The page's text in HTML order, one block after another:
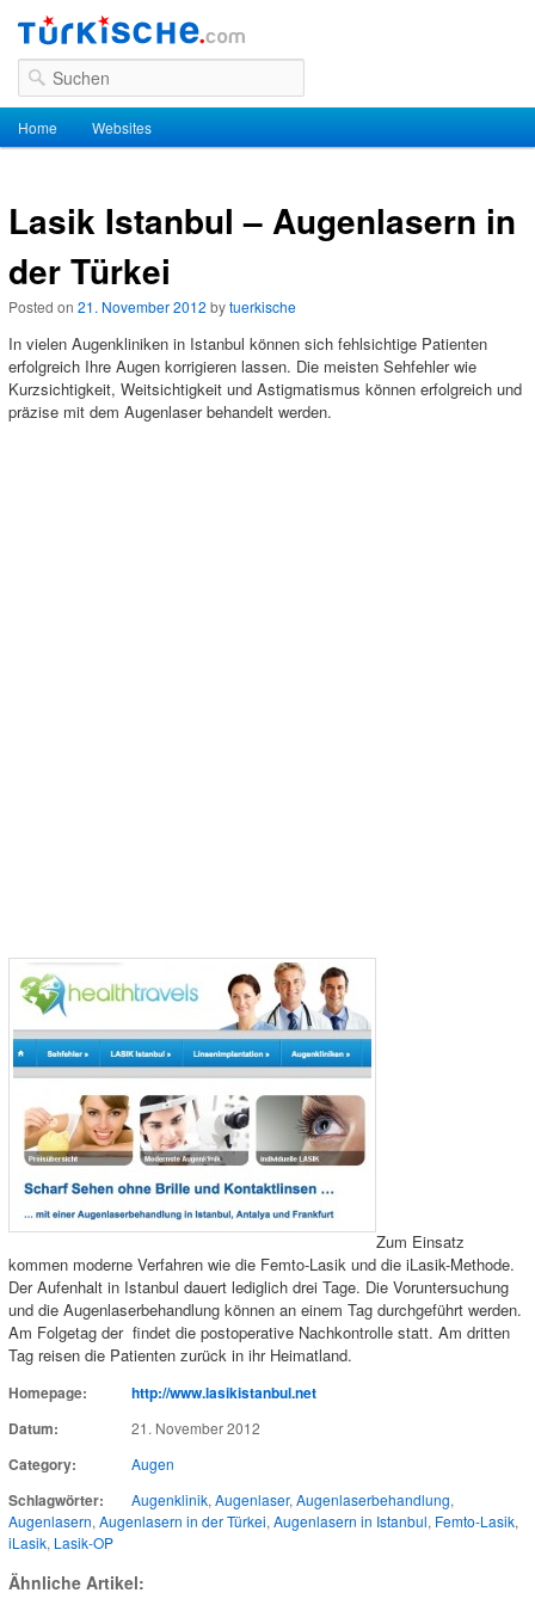
Suchen
Hauptmenü
Zum Inhalt wechseln
Zum sekundären Inhalt wechseln
Home Websites
Lasik Istanbul – Augenlasern in
der Türkei
Posted on 21. November 2012 bytuerkische
In vielen Augenkliniken in Istanbul können sich fehlsichtige Patienten
erfolgreich Ihre Augen korrigieren lassen. Die meisten Sehfehler wie
Kurzsichtigkeit, Weitsichtigkeit und Astigmatismus können erfolgreich und
präzise mit dem Augenlaser behandelt werden.
Zum Einsatz
kommen moderne Verfahren wie die Femto-Lasik und die iLasik-Methode.
Der Aufenhalt in Istanbul dauert lediglich drei Tage. Die Voruntersuchung
und die Augenlaserbehandlung können an einem Tag durchgeführt werden.
Am Folgetag der findet die postoperative Nachkontrolle statt. Am dritten
Tag reisen die Patienten zurück in ihr Heimatland.
Homepage:
http://www.lasikistanbul.net
Datum:
21. November 2012
Category: Augen
Schlagwörter: Augenklinik, Augenlaser, Augenlaserbehandlung,
Augenlasern, Augenlasern in der Türkei, Augenlasern in Istanbul, Femto-Lasik,
iLasik, Lasik-OP
Ähnliche Artikel: